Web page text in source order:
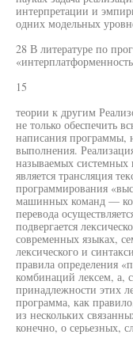
интерпретации и
одних модельных
28 В литературе по
15
теории к другим
не только обеспечить
написания программы,
выполнения.
называемых
является трансляция
программирования
машинных команд —
перевода
подвергается
современных языках,
лексического и
правила определения
комбинаций лексем, а,
принадлежности этих
программа, как
из нескольких
конечно, о серьезных,